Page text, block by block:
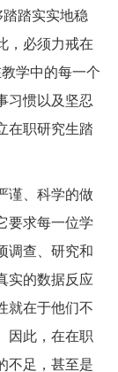
踏实实地稳
，必须力戒在
学中的每一个
习惯以及坚忍
在职研究生踏
谨、科学的做
要求每一位学
调查、研究和
实的数据反应
就在于他们不
因此，在在职
不足，甚至是